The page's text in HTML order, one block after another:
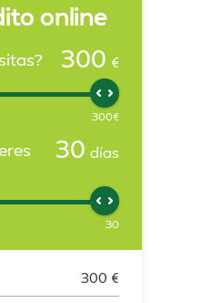
online
300 €
300€
30 días
30
300 €